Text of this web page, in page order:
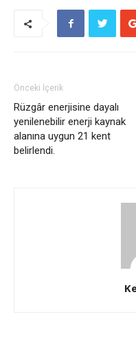
Önceki İçerik
Rüzgâr enerjisine dayalı
yenilenebilir enerji kaynak
alanına uygun 21 kent
belirlendi.